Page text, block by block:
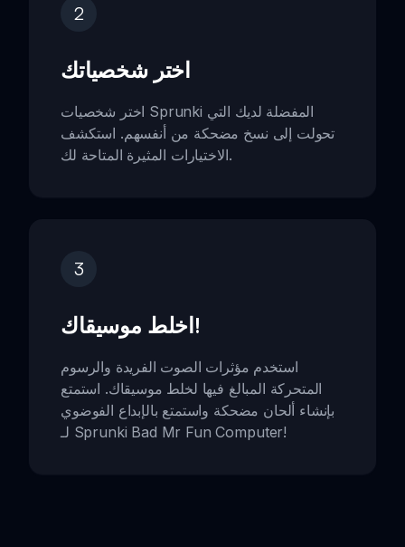
2
اختر شخصياتك
اختر شخصيات Sprunki المفضلة لديك التي
تحولت إلى نسخ مضحكة من أنفسهم. استكشف
الاختيارات المثيرة المتاحة لك.
3
اخلط موسيقاك!
استخدم مؤثرات الصوت الفريدة والرسوم
المتحركة المبالغ فيها لخلط موسيقاك. استمتع
بإنشاء ألحان مضحكة واستمتع بالإبداع الفوضوي
لـ Sprunki Bad Mr Fun Computer!